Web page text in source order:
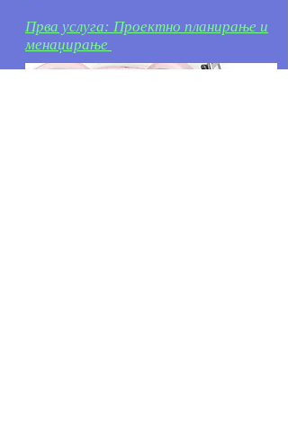
Прва услуга: Проектно планирање и
менаџирање